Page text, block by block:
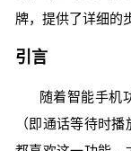
牌，提供了详细的
引言
随着智能手机功
（即通话等待时